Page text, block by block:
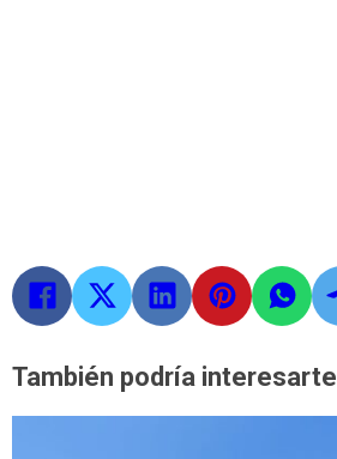
También podría interesarte